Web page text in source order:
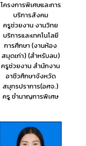
โครงการพิเศษและการ
บริการสังคม
ครูช่วยงาน งานวิทย
บริการและเทคโนโลยี
การศึกษา (งานห้อง
สมุดเก่า) (สำหรับลบ)
ครูช่วยงาน สำนักงาน
อาชีวศึกษาจังหวัด
สมุทรปราการ(อศจ.)
ครู ชำนาญการพิเศษ